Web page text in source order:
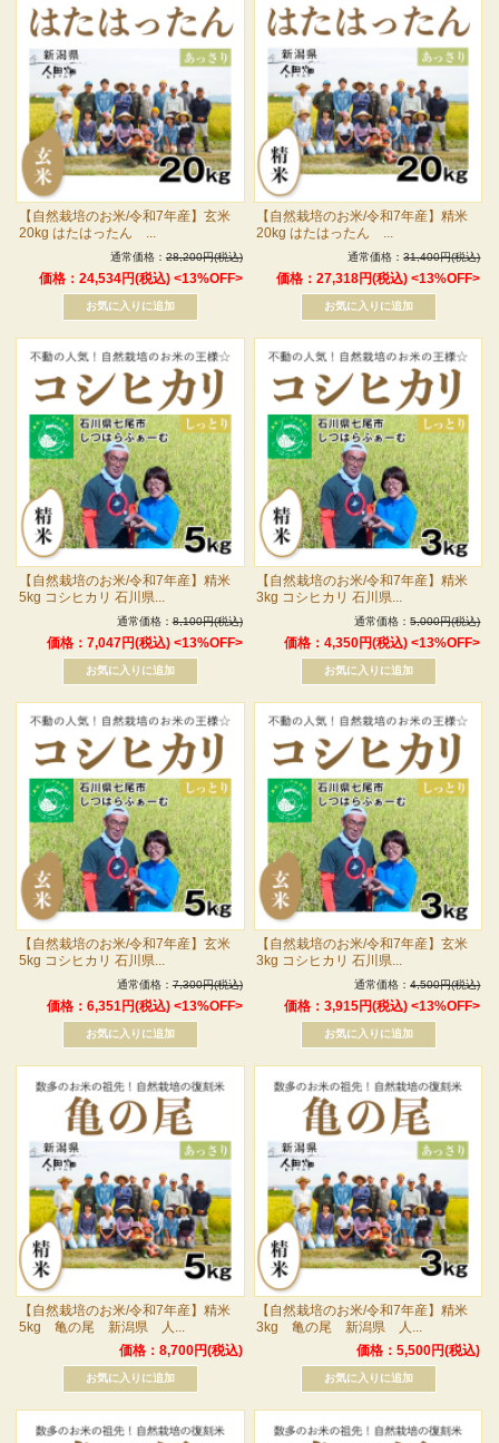
【自然栽培のお米/令和7年産】玄米
20kg はたはったん ...
通常価格：28,200円(税込)
価格：24,534円(税込) <13%OFF>
【自然栽培のお米/令和7年産】精米
20kg はたはったん ...
通常価格：31,400円(税込)
価格：27,318円(税込)<13%OFF>
【自然栽培のお米/令和7年産】精米
5kg コシヒカリ 石川県...
通常価格：8,100円(税込)
価格：7,047円(税込) <13%OFF>
【自然栽培のお米/令和7年産】精米
3kg コシヒカリ 石川県...
通常価格：5,000円(税込)
価格：4,350円(税込)<13%OFF>
【自然栽培のお米/令和7年産】玄米
5kg コシヒカリ 石川県...
通常価格：7,300円(税込)
価格：6,351円(税込) <13%OFF>
【自然栽培のお米/令和7年産】玄米
3kg コシヒカリ 石川県...
通常価格：4,500円(税込)
価格：3,915円(税込)<13%OFF>
【自然栽培のお米/令和7年産】精米
5kg 亀の尾 新潟県 人...
価格：8,700円(税込)
【自然栽培のお米/令和7年産】精米
3kg 亀の尾 新潟県 人...
価格：5,500円(税込)